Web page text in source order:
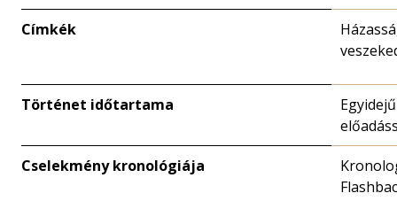
Címkék
Történet időtartama
Cselekmény kronológiája